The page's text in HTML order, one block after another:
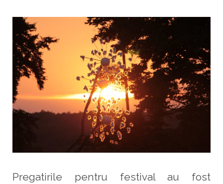
Pregatirile pentru festival au fost